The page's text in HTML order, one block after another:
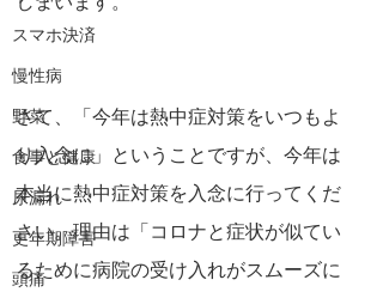
スマホ決済
慢性病
野菜
食事と健康
尿漏れ
更年期障害
頭痛
さて、「今年は熱中症対策をいつもよ
り入念に」ということですが、今年は
本当に熱中症対策を入念に行ってくだ
さい。理由は「コロナと症状が似てい
るために病院の受け入れがスムーズに